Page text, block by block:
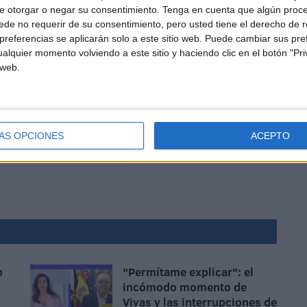
otorgar o negar su consentimiento. Tenga en cuenta que algún
no requerir de su consentimiento, pero usted tiene el derecho de
se aplicarán solo a este sitio web. Puede cambiar sus
momento volviendo a este sitio y haciendo clic en el botón
OPCIONES ACEPTO
a don Juan y su séquito.
reflejo de la moralidad sin que nadie le haya votado
si hasta el propio Ahmed sitúa su queja en un ámbito
niño protegido por ser quién era, que quiso ser
"Permítame explicar": el
incómodo momento de
Vivas y las interrupciones de